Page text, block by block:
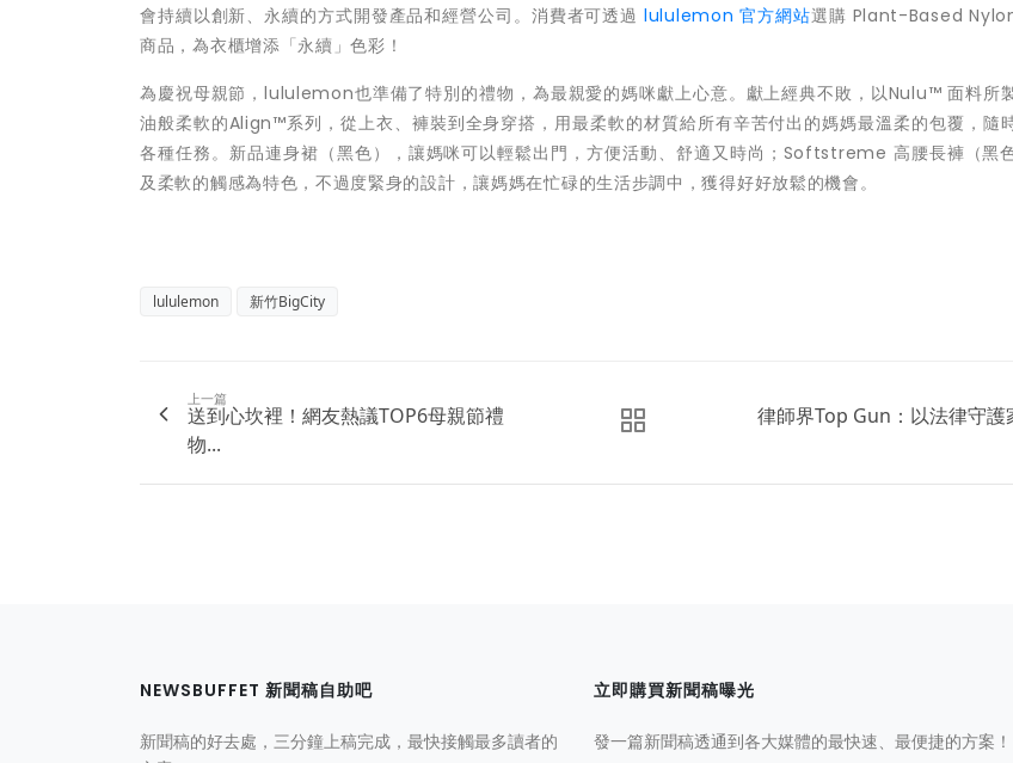
會持續以創新、永續的方式開發產品和經營公司。消費者可透過 lululemon官方網站選購 Plant-Based
商品，為衣櫃增添「永續」色彩！
為慶祝母親節，lululemon也準備了特別的禮物，為最親愛的媽咪獻上心意。獻上經典不敗，以Nulu™ 面料所
油般柔軟的Align™系列，從上衣、褲裝到全身穿搭，用最柔軟的材質給所有辛苦付出的媽媽最溫柔的包覆，隨
各種任務。新品連身裙（黑色），讓媽咪可以輕鬆出門，方便活動、舒適 又時尚； Softstreme 高腰長褲（黑
及柔軟的觸感為特色，不過度緊身的設計，讓媽媽在忙碌的生活步調中，獲得好好放鬆的機會。
lululemon 新竹BigCity
上一篇
送到心坎裡！網友熱議TOP6母親節禮
物...
律師界Top Gun：以法律守護
NEWSBUFFET 新聞稿自助吧
新聞稿的好去處，三分鐘上稿完成，最快接觸最多讀者的
立即購買新聞稿曝光
發一篇新聞稿透通到各大媒體的最快速、最便捷的方案！